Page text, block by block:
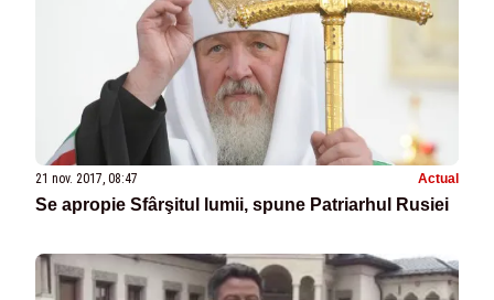
21 nov. 2017, 08:47 Actual
Se apropie Sfârşitul lumii, spune Patriarhul Rusiei